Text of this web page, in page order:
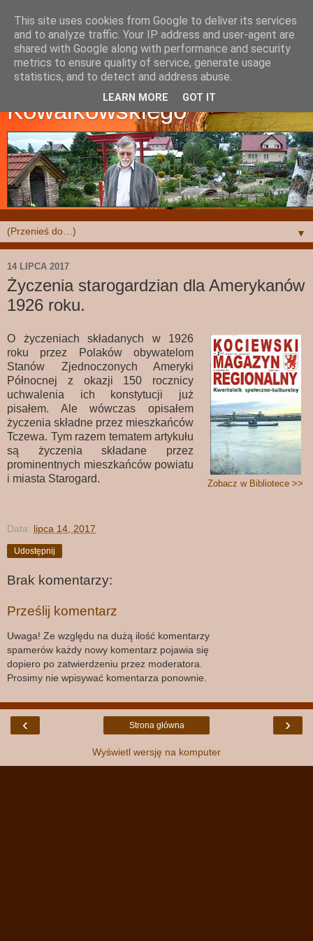
Strona Krzysztofa
Kowalkowskiego
▼
14 LIPCA 2017
Życzenia starogardzian dla Amerykanów
1926 roku.
Zobacz w Bibliotece >>
O życzeniach składanych w 1926
roku przez Polaków obywatelom
Stanów Zjednoczonych Ameryki
Północnej z okazji 150 rocznicy
uchwalenia ich konstytucji już
pisałem. Ale wówczas opisałem
życzenia składne przez mieszkańców
Tczewa. Tym razem tematem artykułu
są życzenia składane przez
prominentnych mieszkańców powiatu
i miasta Starogard.
Data: lipca 14, 2017
Udostępnij
Brak komentarzy:
Prześlij komentarz
Uwaga! Ze względu na dużą ilość komentarzy
spamerów każdy nowy komentarz pojawia się
dopiero po zatwierdzeniu przez moderatora.
Prosimy nie wpisywać komentarza ponownie.
‹ ›
Strona główna
Wyświetl wersję na komputer
This site uses cookies from Google to deliver its services
and to analyze traffic. Your IP address and user-agent are
shared with Google along with performance and security
metrics to ensure quality of service, generate usage
statistics, and to detect and address abuse.
LEARN MORE GOT IT